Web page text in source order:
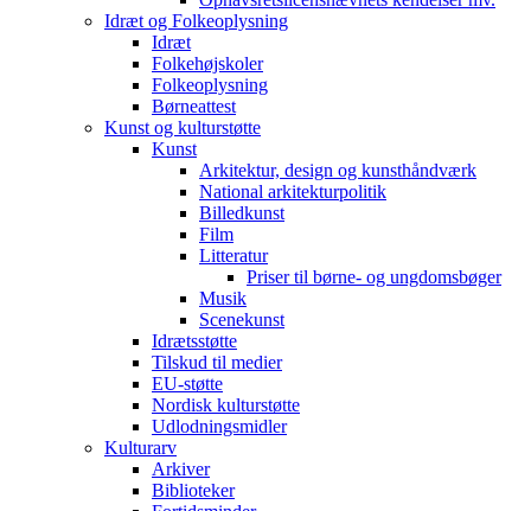
Idræt og Folkeoplysning
Idræt
Folkehøjskoler
Folkeoplysning
Børneattest
Kunst og kulturstøtte
Kunst
Arkitektur, design og kunsthåndværk
National arkitekturpolitik
Billedkunst
Film
Litteratur
Priser til børne- og ungdomsbøger
Musik
Scenekunst
Idrætsstøtte
Tilskud til medier
EU-støtte
Nordisk kulturstøtte
Udlodningsmidler
Kulturarv
Arkiver
Biblioteker